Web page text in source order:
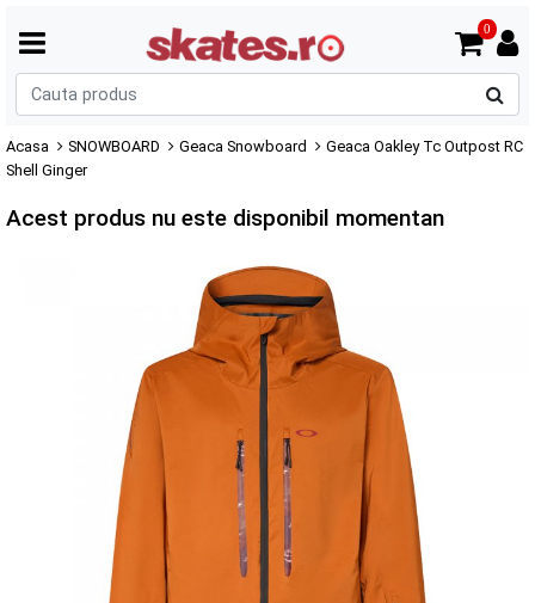
0
Acasa SNOWBOARD Geaca Snowboard
Geaca Oakley Tc Outpost RC
Shell Ginger
Acest produs nu este disponibil momentan